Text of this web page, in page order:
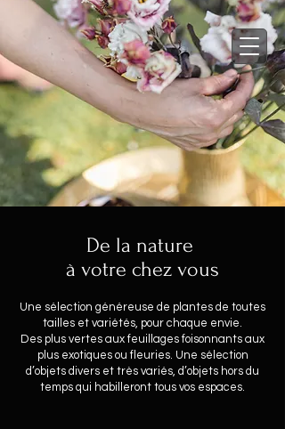
De la nature
à votre chez vous
Une sélection généreuse de plantes de toutes
tailles et variétés, pour chaque envie.
Des plus vertes aux feuillages foisonnants aux
plus exotiques ou fleuries. Une sélection
d’objets divers et très variés, d’objets hors du
temps qui habilleront tous vos espaces.